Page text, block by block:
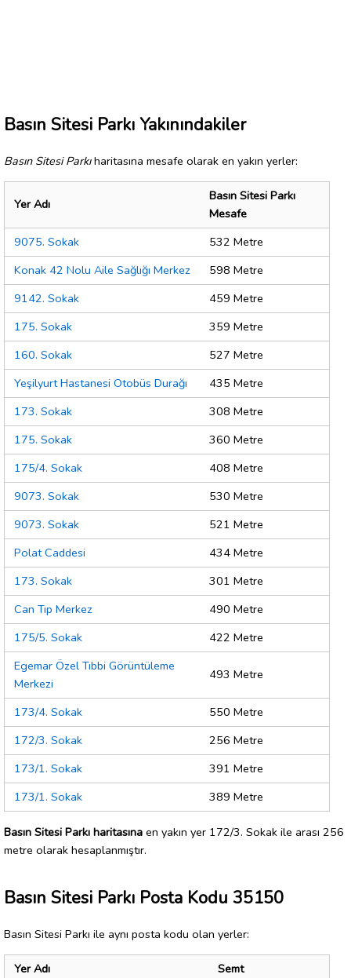
Basın Sitesi Parkı Yakınındakiler
Basın Sitesi Parkıharitasına mesafe olarak en yakın yerler:
Yer Adı
Basın Sitesi Parkı
Mesafe
9075. Sokak
532 Metre
Konak 42 Nolu Aile Sağlığı Merkez
598 Metre
9142. Sokak
459 Metre
175. Sokak
359 Metre
160. Sokak
527 Metre
Yeşilyurt Hastanesi Otobüs Durağı
435 Metre
173. Sokak
308 Metre
175. Sokak
360 Metre
175/4. Sokak
408 Metre
9073. Sokak
530 Metre
9073. Sokak
521 Metre
Polat Caddesi
434 Metre
173. Sokak
301 Metre
Can Tıp Merkez
490 Metre
175/5. Sokak
422 Metre
Egemar Özel Tıbbi Görüntüleme
Merkezi
493 Metre
173/4. Sokak
550 Metre
172/3. Sokak
256 Metre
173/1. Sokak
391 Metre
173/1. Sokak
389 Metre
Basın Sitesi Parkı haritasına en yakın yer 172/3. Sokak ile arası 256
metre olarak hesaplanmıştır.
Basın Sitesi Parkı Posta Kodu 35150
Basın Sitesi Parkı ile aynı posta kodu olan yerler:
Yer Adı
Semt